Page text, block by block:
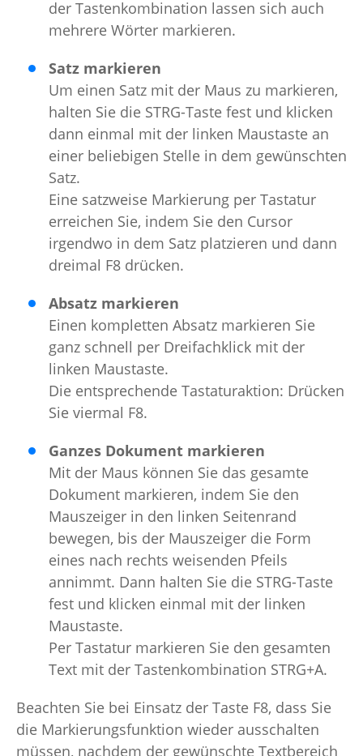
der Tastenkombination lassen sich auch
mehrere Wörter markieren.
Satz markieren
Um einen Satz mit der Maus zu markieren,
halten Sie die STRG-Taste fest und klicken
dann einmal mit der linken Maustaste an
einer beliebigen Stelle in dem gewünschten
Satz.
Eine satzweise Markierung per Tastatur
erreichen Sie, indem Sie den Cursor
irgendwo in dem Satz platzieren und dann
dreimal F8 drücken.
Absatz markieren
Einen kompletten Absatz markieren Sie
ganz schnell per Dreifachklick mit der
linken Maustaste.
Die entsprechende Tastaturaktion: Drücken
Sie viermal F8.
Ganzes Dokument markieren
Mit der Maus können Sie das gesamte
Dokument markieren, indem Sie den
Mauszeiger in den linken Seitenrand
bewegen, bis der Mauszeiger die Form
eines nach rechts weisenden Pfeils
annimmt. Dann halten Sie die STRG-Taste
fest und klicken einmal mit der linken
Maustaste.
Per Tastatur markieren Sie den gesamten
Text mit der Tastenkombination STRG+A.
Beachten Sie bei Einsatz der Taste F8, dass Sie
die Markierungsfunktion wieder ausschalten
müssen, nachdem der gewünschte Textbereich